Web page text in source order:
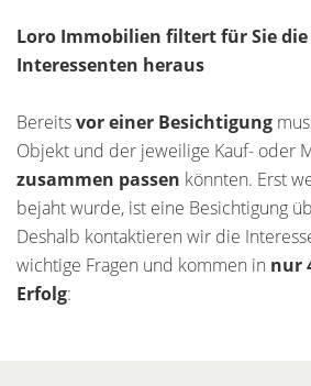
Loro Immobilien filtert für Sie die
Interessenten heraus
Bereitsvor einer Besichtigung
Objekt und der jeweilige Kauf- oder
zusammen passen könnten. Erst
bejaht wurde, ist eine Besichtigung
Deshalb kontaktieren wir die
wichtige Fragen und kommen in nur
Erfolg: